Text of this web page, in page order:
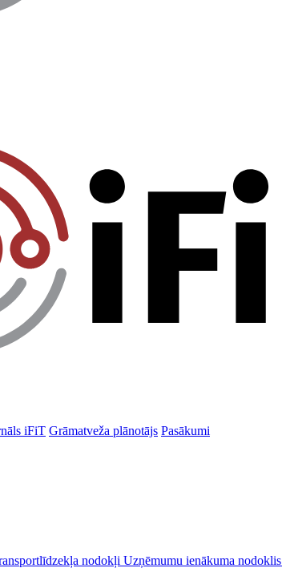
iFiT Grāmatveža plānotājs Pasākumi
nodokļi Uzņēmumu ienākuma nodoklis